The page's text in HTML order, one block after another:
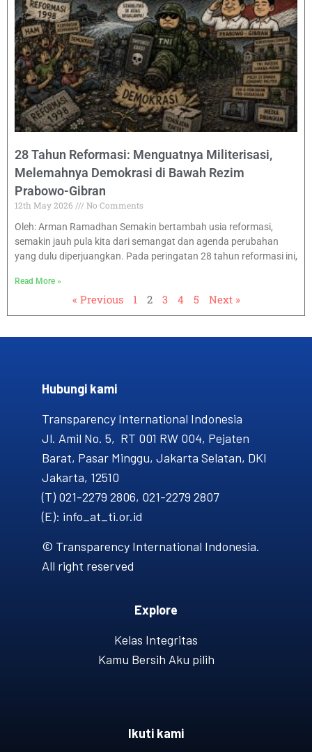
28 Tahun Reformasi: Menguatnya Militerisasi,
Melemahnya Demokrasi di Bawah Rezim
Prabowo-Gibran
12th May 2026
No Comments
Oleh: Arman Ramadhan Semakin bertambah usia reformasi,
semakin jauh pula kita dari semangat dan agenda perubahan
yang dulu diperjuangkan. Pada peringatan 28 tahun reformasi ini,
Read More »
« Previous 1 2 3 4 5 Next »
Hubungi kami​
Transparency International Indonesia
Jl. Amil No. 5, RT 001 RW 004, Pejaten
Barat, Pasar Minggu, Jakarta Selatan, DKI
Jakarta, 12510
(T) 021-2279 2806, 021-2279 2807
(E): info_at_ti.or.id
© Transparency International Indonesia.
All right reserved
Explore
Kelas Integritas
Kamu Bersih Aku pilih
Ikuti kami